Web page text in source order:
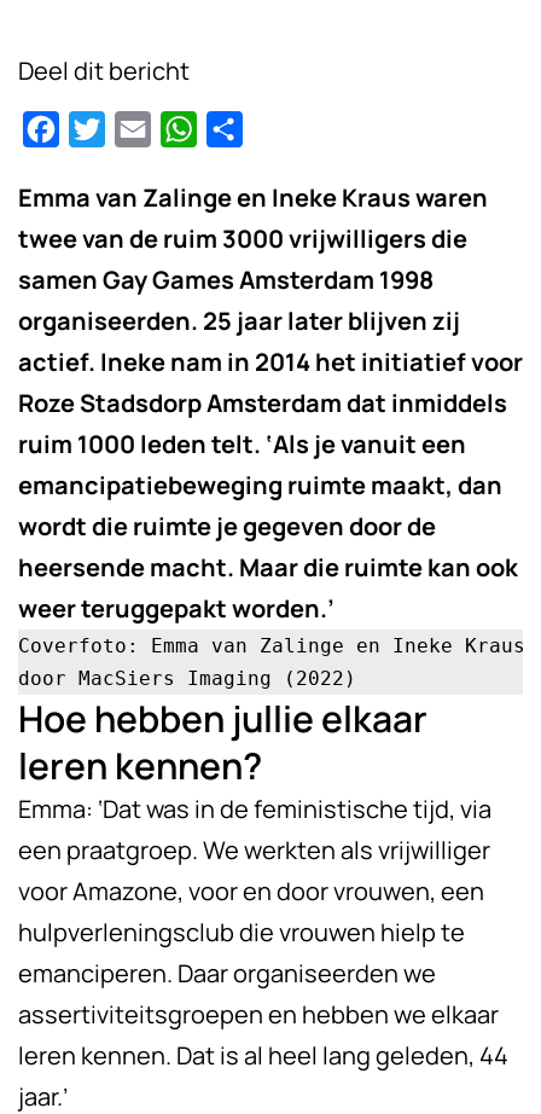
Deel dit bericht
FacebookTwitterEmail WhatsApp
Emma van Zalinge en Ineke Kraus waren
twee van de ruim 3000 vrijwilligers die
samen Gay Games Amsterdam 1998
organiseerden. 25 jaar later blijven zij
actief. Ineke nam in 2014 het initiatief voor
Roze Stadsdorp Amsterdam dat inmiddels
ruim 1000 leden telt. ‘Als je vanuit een
emancipatiebeweging ruimte maakt, dan
wordt die ruimte je gegeven door de
heersende macht. Maar die ruimte kan ook
weer teruggepakt worden.’
Coverfoto: Emma van Zalinge en Ineke Kraus
door MacSiers Imaging (2022)
Hoe hebben jullie elkaar
leren kennen?
Emma: ‘Dat was in de feministische tijd, via
een praatgroep. We werkten als vrijwilliger
voor Amazone, voor en door vrouwen, een
hulpverleningsclub die vrouwen hielp te
emanciperen. Daar organiseerden we
assertiviteitsgroepen en hebben we elkaar
leren kennen. Dat is al heel lang geleden, 44
jaar.’